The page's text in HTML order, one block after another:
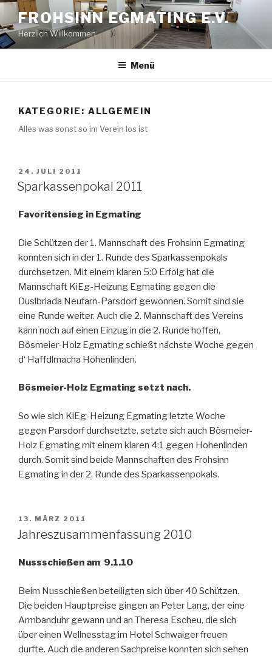
Zum
Inhalt
springen
FROHSINN EGMATING E.V.
Herzlich Willkommen
Menü
KATEGORIE: ALLGEMEIN
Alles was sonst so im Verein los ist
VERÖFFENTLICHT
AM
24. JULI 2011
Sparkassenpokal 2011
Favoritensieg in Egmating
Die Schützen der 1. Mannschaft des Frohsinn Egmating
konnten sich in der 1. Runde des Sparkassenpokals
durchsetzen. Mit einem klaren 5:0 Erfolg hat die
Mannschaft KiEg-Heizung Egmating gegen die
Duslbriada Neufarn-Parsdorf gewonnen. Somit sind sie
eine Runde weiter. Auch die 2. Mannschaft des Vereins
kann noch auf einen Einzug in die 2. Runde hoffen,
Bösmeier-Holz Egmating schießt nächste Woche gegen
d‘ Haffdlmacha Hohenlinden.
Bösmeier-Holz Egmating setzt nach.
So wie sich KiEg-Heizung Egmating letzte Woche
gegen Parsdorf durchsetzte, setzte sich auch Bösmeier-
Holz Egmating mit einem klaren 4:1 gegen Hohenlinden
durch. Somit sind beide Mannschaften des Frohsinn
Egmating in der 2. Runde des Sparkassenpokals.
VERÖFFENTLICHT
AM
13. MÄRZ 2011
Jahreszusammenfassung 2010
Nussschießen am 9.1.10
Beim Nusschießen beteiligten sich über 40 Schützen.
Die beiden Hauptpreise gingen an Peter Lang, der eine
Armbanduhr gewann und an Theresa Escheu, die sich
über einen Wellnesstag im Hotel Schwaiger freuen
durfte. Auch die anderen Sachpreise konnten sich sehen